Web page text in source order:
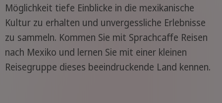
Möglichkeit tiefe Einblicke in die mexikanische
Kultur zu erhalten und unvergessliche Erlebnisse
zu sammeln. Kommen Sie mit Sprachcaffe Reisen
nach Mexiko und lernen Sie mit einer kleinen
Reisegruppe dieses beeindruckende Land kennen.